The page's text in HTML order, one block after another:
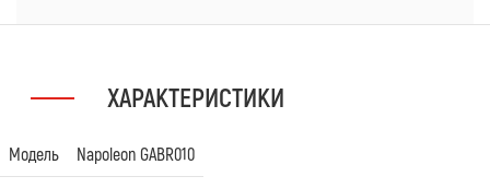
ХАРАКТЕРИСТИКИ
Модель Napoleon GABR010